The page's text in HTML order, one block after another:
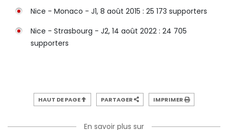
Nice - Monaco - J1, 8 août 2015 : 25 173 supporters
Nice - Strasbourg - J2, 14 août 2022 : 24 705
supporters
HAUT DE PAGE PARTAGER IMPRIMER
En savoir plus sur